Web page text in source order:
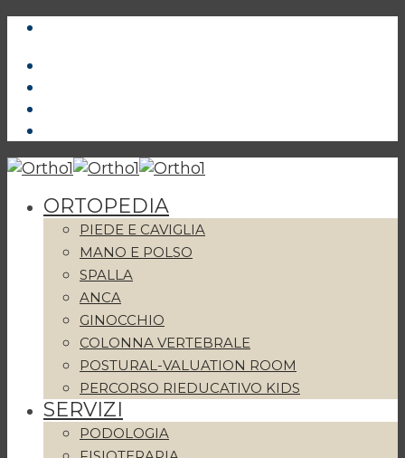
ORTOPEDIA
PIEDE E CAVIGLIA
MANO E POLSO
SPALLA
ANCA
GINOCCHIO
COLONNA VERTEBRALE
POSTURAL-VALUATION ROOM
PERCORSO RIEDUCATIVO KIDS
SERVIZI
PODOLOGIA